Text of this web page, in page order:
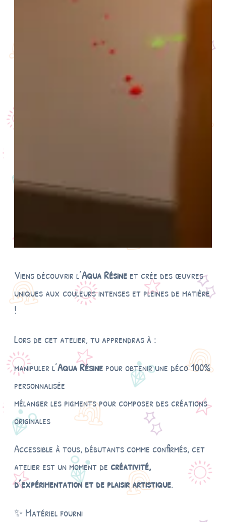
Viens découvrir l’Aqua Résine et crée des œuvres
uniques aux couleurs intenses et pleines de matière
!
Lors de cet atelier, tu apprendras à :
manipuler l’Aqua Résine pour obtenir une déco 100%
personnalisée
mélanger les pigments pour composer des créations
originales
Accessible à tous, débutants comme confirmés, cet
atelier est un moment de créativité,
d’expérimentation et de plaisir artistique.
✨ Matériel fourni